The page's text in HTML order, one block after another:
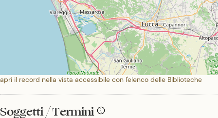
apri il record nella vista accessibile con l'elenco delle Biblioteche
Soggetti / Termini